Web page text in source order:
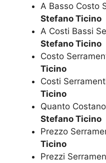
A Basso Costo
Stefano Ticino
A Costi Bassi
Stefano Ticino
Costo
Ticino
Costi
Ticino
Quanto
Stefano Ticino
Prezzo
Ticino
Prezzi